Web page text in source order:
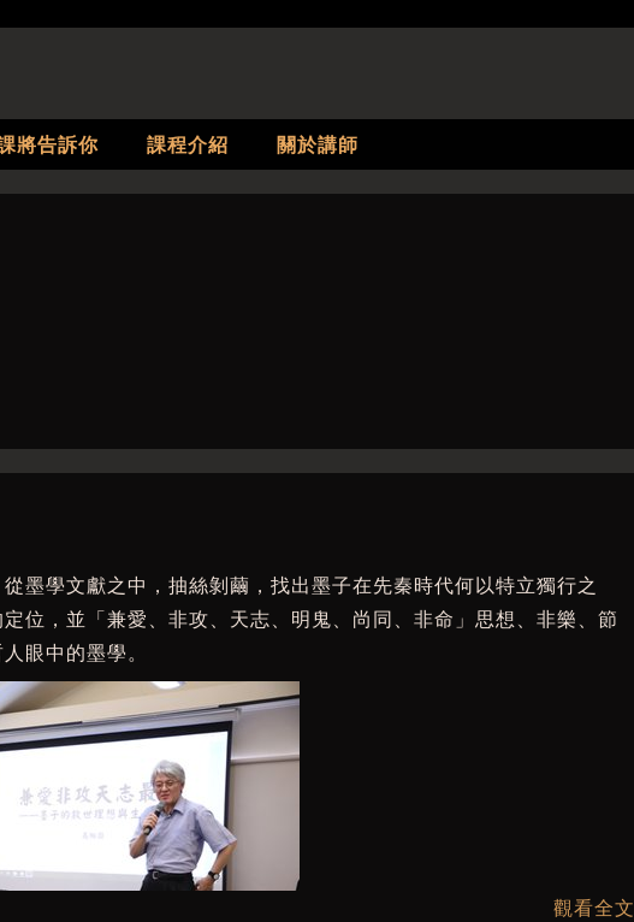
將告訴你 課程介紹 關於講師
墨學文獻之中，抽絲剝繭，找出墨子在先秦時代何以特立獨行之
位，並「兼愛、非攻、天志、明鬼、尚同、非命」思想、非樂、節
眼中的墨學。
觀看全文